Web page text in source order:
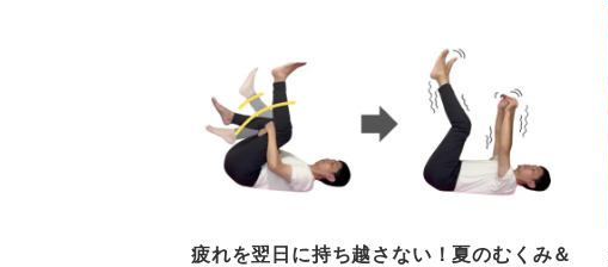
疲れを翌日に持ち越さない！夏のむくみ＆